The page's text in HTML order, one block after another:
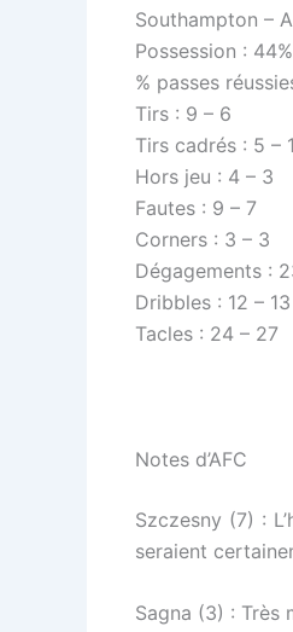
Southampton –
Possession :
% passes
Tirs : 9 – 6
Tirs cadrés : 5 – 1
Hors jeu : 4 – 3
Fautes : 9 – 7
Corners : 3 – 3
Dégagements :
Dribbles : 12 – 13
Tacles : 24 – 27
Notes d’AFC
Szczesny (7) :
seraient
Sagna (3) : Très